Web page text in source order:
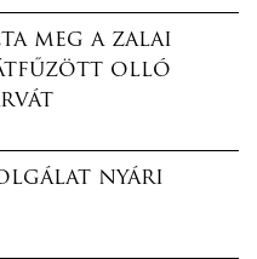
meg a zalai
átfűzött olló
nyári